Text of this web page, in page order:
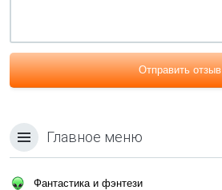
Отправить отзыв
Главное меню
Фантастика и фэнтези